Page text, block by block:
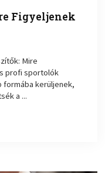
Figyeljenek
Mire
profi sportolók
kerüljenek,
a ...